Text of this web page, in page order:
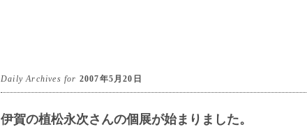
Daily Archives for 2007年5月20日
伊賀の植松永次さんの個展が始まりました。